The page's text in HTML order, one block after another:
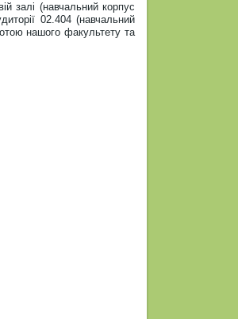
залі (навчальний корпус
02.404 (навчальний
нашого факультету та